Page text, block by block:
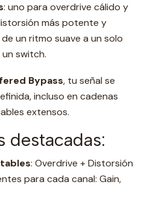
: uno para overdrive cálido y
más potente y
un ritmo suave a un solo
switch.
Bypass, tu señal se
incluso en cadenas
extensos.
destacadas:
: Overdrive + Distorsión
para cada canal: Gain,